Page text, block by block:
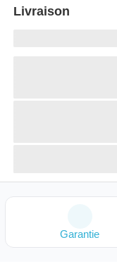
Livraison
Garantie